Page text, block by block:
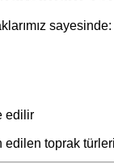
sayesinde:
edilir
toprak